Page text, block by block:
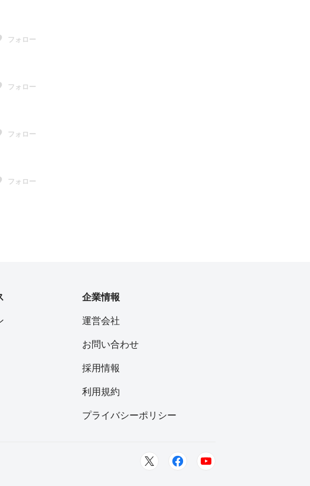
フォロー
フォロー
フォロー
フォロー
企業情報
運営会社
お問い合わせ
採用情報
利用規約
プライバシーポリシー